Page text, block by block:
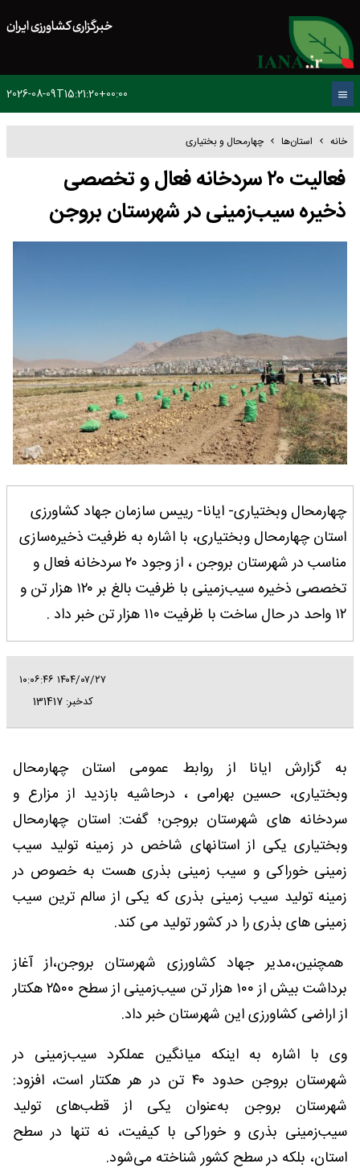
خبرگزاری کشاورزی ایران
2026-08-09T15:21:20+00:00
خانه استان‌ها چهارمحال و بختیاری
فعالیت ۲۰ سردخانه فعال و تخصصی
ذخیره سیب‌زمینی در شهرستان بروجن
چهارمحال وبختیاری- ایانا- رییس سازمان جهاد کشاورزی
استان چهارمحال وبختیاری، با اشاره به ظرفیت ذخیره‌سازی
مناسب در شهرستان بروجن ، از وجود ۲۰ سردخانه فعال و
تخصصی ذخیره سیب‌زمینی با ظرفیت بالغ بر ۱۲۰ هزار تن و
۱۲ واحد در حال ساخت با ظرفیت ۱۱۰ هزار تن خبر داد .
۱۴۰۴/۰۷/۲۷ ۱۰:۰۶:۴۶
کدخبر: 131417
به گزارش ایانا از روابط عمومی استان چهارمحال
وبختیاری،حسین بهرامی ، درحاشیه بازدید از مزارع و
سردخانه های شهرستان بروجن؛ گفت: استان چهارمحال
وبختیاری یکی از استانهای شاخص در زمینه تولید سیب
زمینی خوراکی و سیب زمینی بذری هست به خصوص در
زمینه تولید سیب زمینی بذری که یکی از سالم ترین سیب
زمینی های بذری را در کشور تولید می کند.
همچنین،مدیر جهاد کشاورزی شهرستان بروجن،از آغاز
برداشت بیش از ۱۰۰ هزار تن سیب‌زمینی از سطح ۲۵۰۰ هکتار
از اراضی کشاورزی این شهرستان خبر داد.
وی با اشاره به اینکه میانگین عملکرد سیب‌زمینی در
شهرستان بروجن حدود ۴۰ تن در هر هکتار است، افزود:
شهرستان بروجن به‌عنوان یکی از قطب‌های تولید
سیب‌زمینی بذری و خوراکی با کیفیت، نه تنها در سطح
استان، بلکه در سطح کشور شناخته می‌شود.